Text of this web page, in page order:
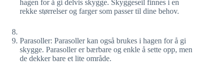
hagen for å gi delvis skygge. Skyggeseil finnes i en
rekke størrelser og farger som passer til dine behov.
Parasoller: Parasoller kan også brukes i hagen for å gi
skygge. Parasoller er bærbare og enkle å sette opp, men
de dekker bare et lite område.